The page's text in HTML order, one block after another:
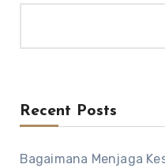
Recent Posts
Bagaimana Menjaga